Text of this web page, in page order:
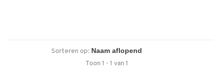
Sorteren op:
Toon 1 - 1 van 1